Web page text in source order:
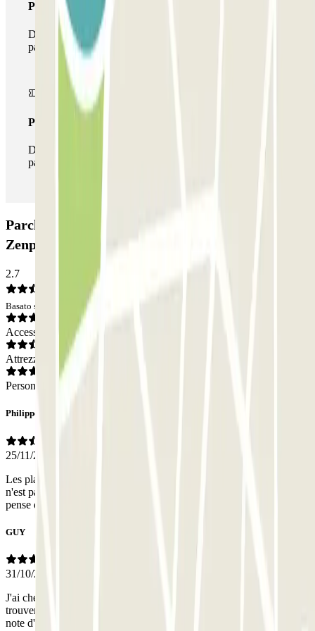
Pass multiparking
Durante il tuo soggiorno potrai usufruire dell'intera rete di
parcheggi disponibili su Parclick.
Pass illlimitato
Durante il tuo soggiorno potrai entrare e uscire dal
parcheggio tutte le volte che vorrai.
Parcheggio Javel-André Citroën - Grenelle
Zenpark: Opinioni
2.7
Basato su 5 opinioni
Accesso
Attrezzatura
Personale
Philippe
25/11/2025
Les places sont petites et il n'est pas facile de se garer. Ma voiture
n'est pas très grosse, une Seat Leon break et c'était juste., donc je
pense que ce garage ne convient pas aux gros véhicules
GUY
31/10/2025
J'ai chercher une place Parclick dans tout le garage. Faute d'en
trouver une j'ai laisser la voiture sur une place OneParc. Une petite
note d'info la dessus dans l'appli serait la bienvenue.